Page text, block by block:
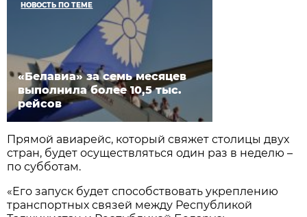
НОВОСТЬ ПО ТЕМЕ
«Белавиа» за семь месяцев
выполнила более 10,5 тыс.
рейсов
Прямой авиарейс, который свяжет столицы двух
стран, будет осуществляться один раз в неделю –
по субботам.
«Его запуск будет способствовать укреплению
транспортных связей между Республикой